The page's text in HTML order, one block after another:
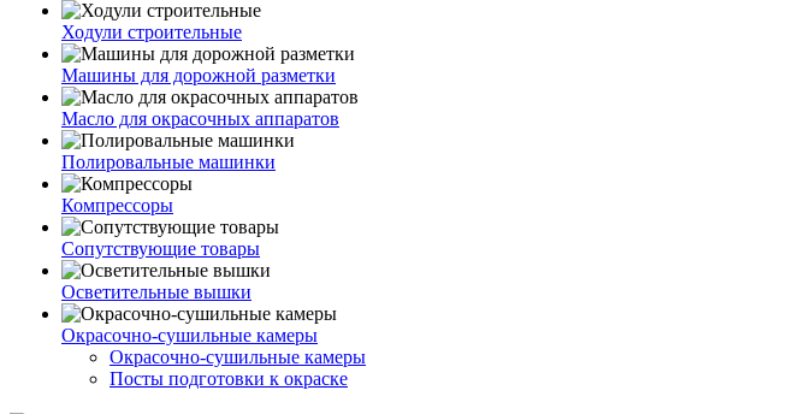
Ходули строительные
Машины для дорожной разметки
Масло для окрасочных аппаратов
Полировальные машинки
Компрессоры
Сопутствующие товары
Осветительные вышки
Окрасочно-сушильные камеры
Окрасочно-сушильные камеры
Посты подготовки к окраске